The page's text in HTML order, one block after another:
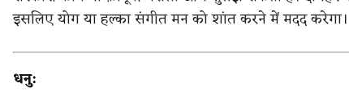
इसलिए योग या हल्का संगीत मन को शांत करने में मदद करेगा।
धनु: